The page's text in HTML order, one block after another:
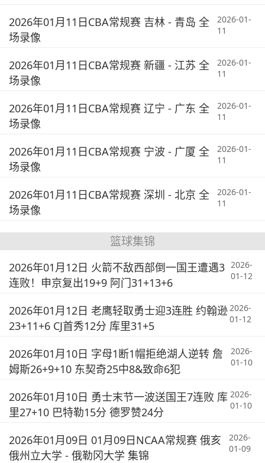
2026年01月11日CBA常规赛 吉林 - 青岛 全
场录像
2026-01-
11
2026年01月11日CBA常规赛 新疆 - 江苏 全
场录像
2026-01-
11
2026年01月11日CBA常规赛 辽宁 - 广东 全
场录像
2026-01-
11
2026年01月11日CBA常规赛 宁波 - 广厦 全
场录像
2026-01-
11
2026年01月11日CBA常规赛 深圳 - 北京 全
场录像
2026-01-
11
篮球集锦
2026年01月12日 火箭不敌西部倒一国王遭遇3
连败！申京复出19+9 阿门31+13+6
2026-
01-12
2026年01月12日 老鹰轻取勇士迎3连胜 约翰逊
23+11+6 CJ首秀12分 库里31+5
2026-
01-12
2026年01月10日 字母1断1帽拒绝湖人逆转 詹
姆斯26+9+10 东契奇25中8&致命6犯
2026-
01-10
2026年01月10日 勇士末节一波送国王7连败 库
里27+10 巴特勒15分 德罗赞24分
2026-
01-10
2026年01月09日 01月09日NCAA常规赛 俄亥
俄州立大学 - 俄勒冈大学 集锦
2026-
01-09